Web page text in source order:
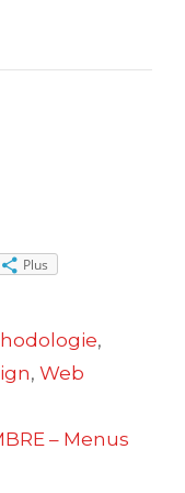
Plus
,
, Web
– Menus